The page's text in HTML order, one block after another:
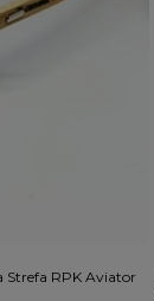
Strefa RPK Aviator